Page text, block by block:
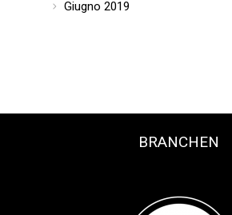
Giugno 2019
BRANCHEN